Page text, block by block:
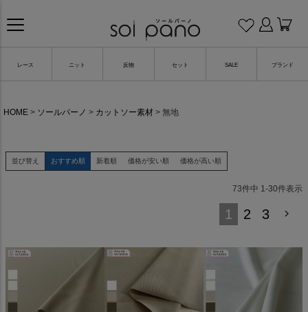
レース ニット 反物 セット SALE ブランド
HOME ソールパーノ カットソー素材 無地
並び替え おすすめ順 新着順 価格が安い順 価格が高い順
73件中 1 -30件表示
1 2 3